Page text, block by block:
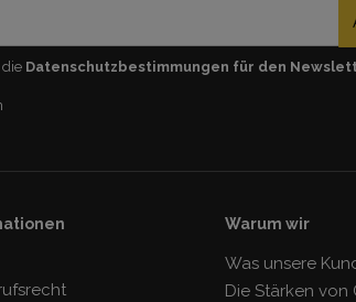
die Datenschutzbestimmungen für den
Warum wir
Was unsere
Die Stärken von